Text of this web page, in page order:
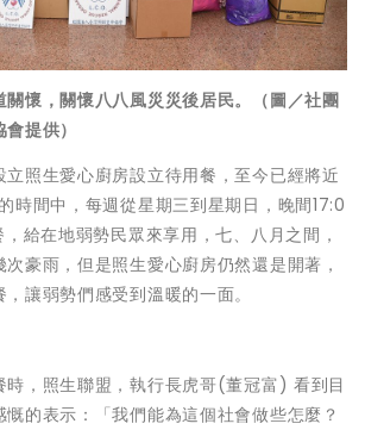
關懷，關懷八八風災災後居民。（圖／社團
提供）
照生愛心廚房設立待用餐，至今已經將近
時間中，每週從星期三到星期日，晚間17:0
給在地弱勢民眾來享用，七、八月之間，
豪雨，但是照生愛心廚房仍然還是開著，
讓弱勢們感受到溫暖的一面。
時，照生聯盟，執行長虎哥(董冠富) 看到目
的表示：「我們能為這個社會做些怎麼？